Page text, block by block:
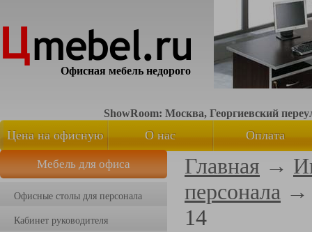
Офисная мебель недорого
ShowRoom: Москва, Георгиевский
Цена на офисную
мебель
О нас Оплата
Мебель для офиса
Офисные столы для персонала
Кабинет руководителя
Главная →
персонала
14